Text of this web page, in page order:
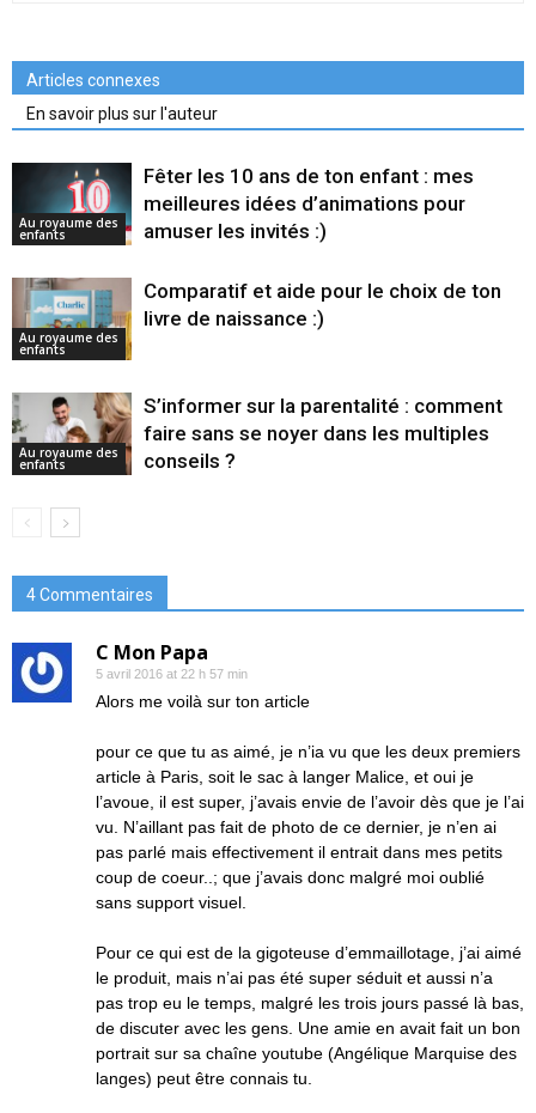
Articles connexes
En savoir plus sur l'auteur
Au royaume des
enfants
Fêter les 10 ans de ton enfant : mes
meilleures idées d’animations pour
amuser les invités :)
Au royaume des
enfants
Comparatif et aide pour le choix de ton
livre de naissance :)
Au royaume des
enfants
S’informer sur la parentalité : comment
faire sans se noyer dans les multiples
conseils ?
4 Commentaires
C Mon Papa
5 avril 2016 at 22 h 57 min
Alors me voilà sur ton article
pour ce que tu as aimé, je n’ia vu que les deux premiers
article à Paris, soit le sac à langer Malice, et oui je
l’avoue, il est super, j’avais envie de l’avoir dès que je l’ai
vu. N’aillant pas fait de photo de ce dernier, je n’en ai
pas parlé mais effectivement il entrait dans mes petits
coup de coeur..; que j’avais donc malgré moi oublié
sans support visuel.
Pour ce qui est de la gigoteuse d’emmaillotage, j’ai aimé
le produit, mais n’ai pas été super séduit et aussi n’a
pas trop eu le temps, malgré les trois jours passé là bas,
de discuter avec les gens. Une amie en avait fait un bon
portrait sur sa chaîne youtube (Angélique Marquise des
langes) peut être connais tu.